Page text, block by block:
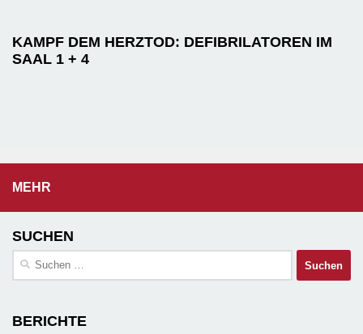
KAMPF DEM HERZTOD: DEFIBRILATOREN IM
SAAL 1 + 4
MEHR
SUCHEN
Suchen
BERICHTE